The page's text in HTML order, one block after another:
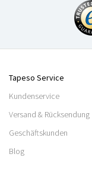
Tapeso Service
Kundenservice
Versand & Rücksendung
Geschäftskunden
Blog